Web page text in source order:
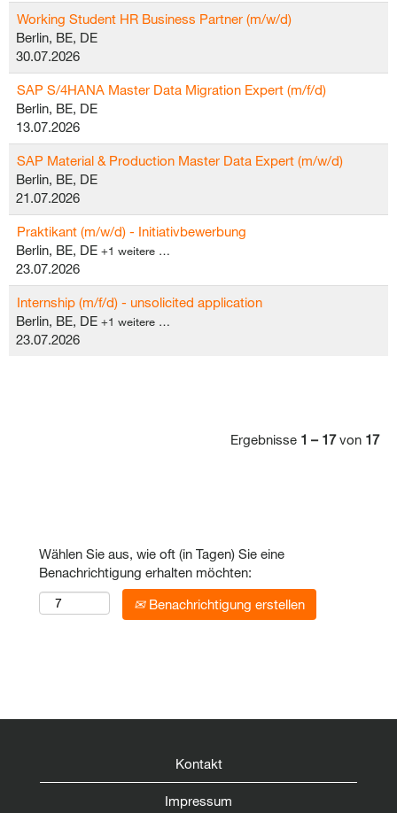
Working Student HR Business Partner (m/w/d)
Berlin, BE, DE
30.07.2026
SAP S/4HANA Master Data Migration Expert (m/f/d)
Berlin, BE, DE
13.07.2026
SAP Material & Production Master Data Expert (m/w/d)
Berlin, BE, DE
21.07.2026
Praktikant (m/w/d) - Initiativbewerbung
Berlin, BE, DE +1 weitere …
23.07.2026
Internship (m/f/d) - unsolicited application
Berlin, BE, DE +1 weitere …
23.07.2026
Ergebnisse 1 – 17von 17
Wählen Sie aus, wie oft (in Tagen) Sie eine
Benachrichtigung erhalten möchten:
Benachrichtigung erstellen
Kontakt
Impressum